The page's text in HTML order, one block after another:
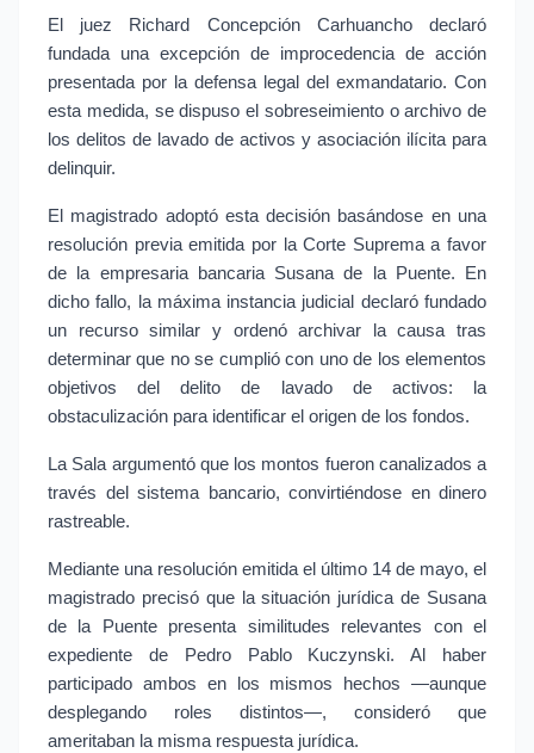
El juez Richard Concepción Carhuancho declaró
fundada una excepción de improcedencia de acción
presentada por la defensa legal del exmandatario. Con
esta medida, se dispuso el sobreseimiento o archivo de
los delitos de lavado de activos y asociación ilícita para
delinquir.
El magistrado adoptó esta decisión basándose en una
resolución previa emitida por la Corte Suprema a favor
de la empresaria bancaria Susana de la Puente. En
dicho fallo, la máxima instancia judicial declaró fundado
un recurso similar y ordenó archivar la causa tras
determinar que no se cumplió con uno de los elementos
objetivos del delito de lavado de activos: la
obstaculización para identificar el origen de los fondos.
La Sala argumentó que los montos fueron canalizados a
través del sistema bancario, convirtiéndose en dinero
rastreable.
Mediante una resolución emitida el último 14 de mayo, el
magistrado precisó que la situación jurídica de Susana
de la Puente presenta similitudes relevantes con el
expediente de Pedro Pablo Kuczynski. Al haber
participado ambos en los mismos hechos —aunque
desplegando roles distintos—, consideró que
ameritaban la misma respuesta jurídica.